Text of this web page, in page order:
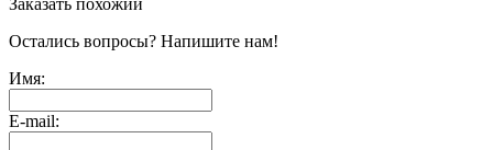
Остались вопросы? Напишите нам!
Имя:
E-mail: